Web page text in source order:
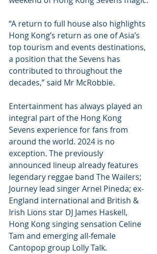
“A return to full house also highlights
Hong Kong’s return as one of Asia’s
top tourism and events destinations,
a position that the Sevens has
contributed to throughout the
decades,” said Mr McRobbie.
Entertainment has always played an
integral part of the Hong Kong
Sevens experience for fans from
around the world. 2024 is no
exception. The previously
announced lineup already features
legendary reggae band The Wailers;
Journey lead singer Arnel Pineda; ex-
England international and British &
Irish Lions star DJ James Haskell,
Hong Kong singing sensation Celine
Tam and emerging all-female
Cantopop group Lolly Talk.